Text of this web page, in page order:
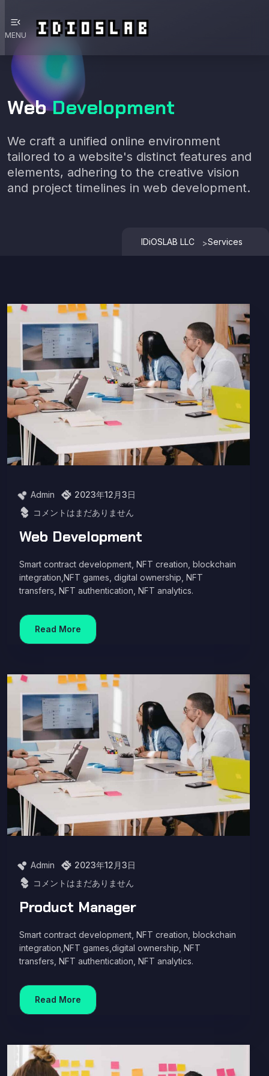
menu_open
MENU
WebDevelopment
We craft a unified online environment
tailored to a website's distinct features and
elements, adhering to the creative vision
and project timelines in web development.
IDiOSLAB LLC >Services
Admin
2023年12月3日
コメントはまだありません
Web Development
Smart contract development, NFT creation, blockchain
integration,NFT games, digital ownership, NFT
transfers, NFT authentication, NFT analytics.
Read More
Admin
2023年12月3日
コメントはまだありません
Product Manager
Smart contract development, NFT creation, blockchain
integration,NFT games,digital ownership, NFT
transfers, NFT authentication, NFT analytics.
Read More